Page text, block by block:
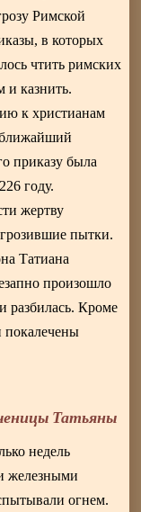
Римской
в которых
чтить римских
и казнить.
к христианам
ближайший
приказу была
году.
жертву
пытки.
Татиана
произошло
разбилась. Кроме
покалечены
Татьяны
недель
железными
огнем.